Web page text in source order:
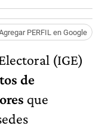
PERFIL en Google
(IGE)
de
que